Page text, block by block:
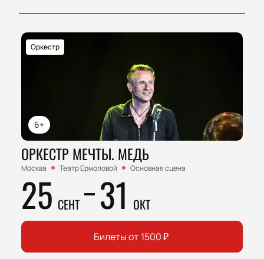
6+
Оркестр
ОРКЕСТР МЕЧТЫ. МЕДЬ
Москва Театр Ермоловой Основная сцена
25 СЕНТ 31 ОКТ
Билеты от 1500₽